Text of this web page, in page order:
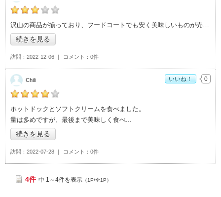
ももぷの「コストコ つくば倉庫店>」おすすめ度： 3 沢山の商品が揃っており、フードコートでも安く美味しいものが売っているため何度も行
続きを見る
訪問 2022-12-06 コメント 0件
Chiliの「コストコ つくば倉庫店>」おすすめ度：
ホットドックとソフトクリームを食べました。
量は多めですが、最後まで美味しく食べ
続きを見る
訪問 2022-07-28 コメント 0件
Chili いいね！ 0
4件 中 1～4件を表示 （1P/全1P）